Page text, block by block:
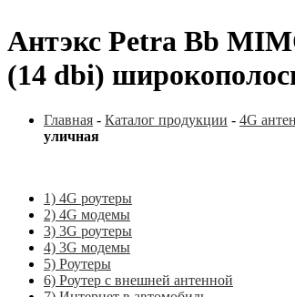
Антэкс Petra Bb
(14 dbi)
Главная - Каталог продукции - 4G
уличная
1) 4G роутеры
2) 4G модемы
3) 3G роутеры
4) 3G модемы
5) Роутеры
6) Роутер с внешней антенной